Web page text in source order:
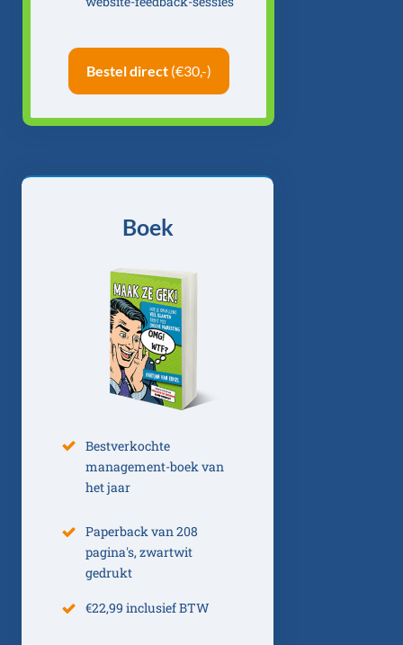
Bestel direct(€30,-)
Boek
Bestverkochte
management-boek van
het jaar
Paperback van 208
pagina's, zwartwit
gedrukt
€22,99 inclusief BTW